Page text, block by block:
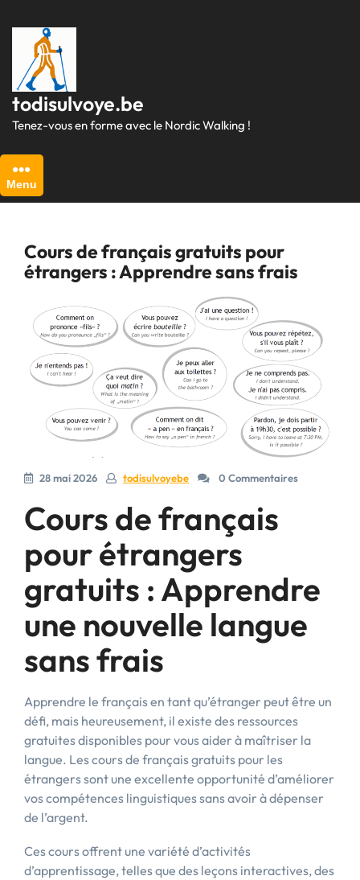
au
contenu
todisulvoye.be
Tenez-vous en forme avec le Nordic Walking !
Menu
Cours de français gratuits pour
étrangers : Apprendre sans frais
28 mai 2026 todisulvoyebe 0 Commentaires
Cours de français
pour étrangers
gratuits : Apprendre
une nouvelle langue
sans frais
Apprendre le français en tant qu’étranger peut être un
défi, mais heureusement, il existe des ressources
gratuites disponibles pour vous aider à maîtriser la
langue. Les cours de français gratuits pour les
étrangers sont une excellente opportunité d’améliorer
vos compétences linguistiques sans avoir à dépenser
de l’argent.
Ces cours offrent une variété d’activités
d’apprentissage, telles que des leçons interactives, des